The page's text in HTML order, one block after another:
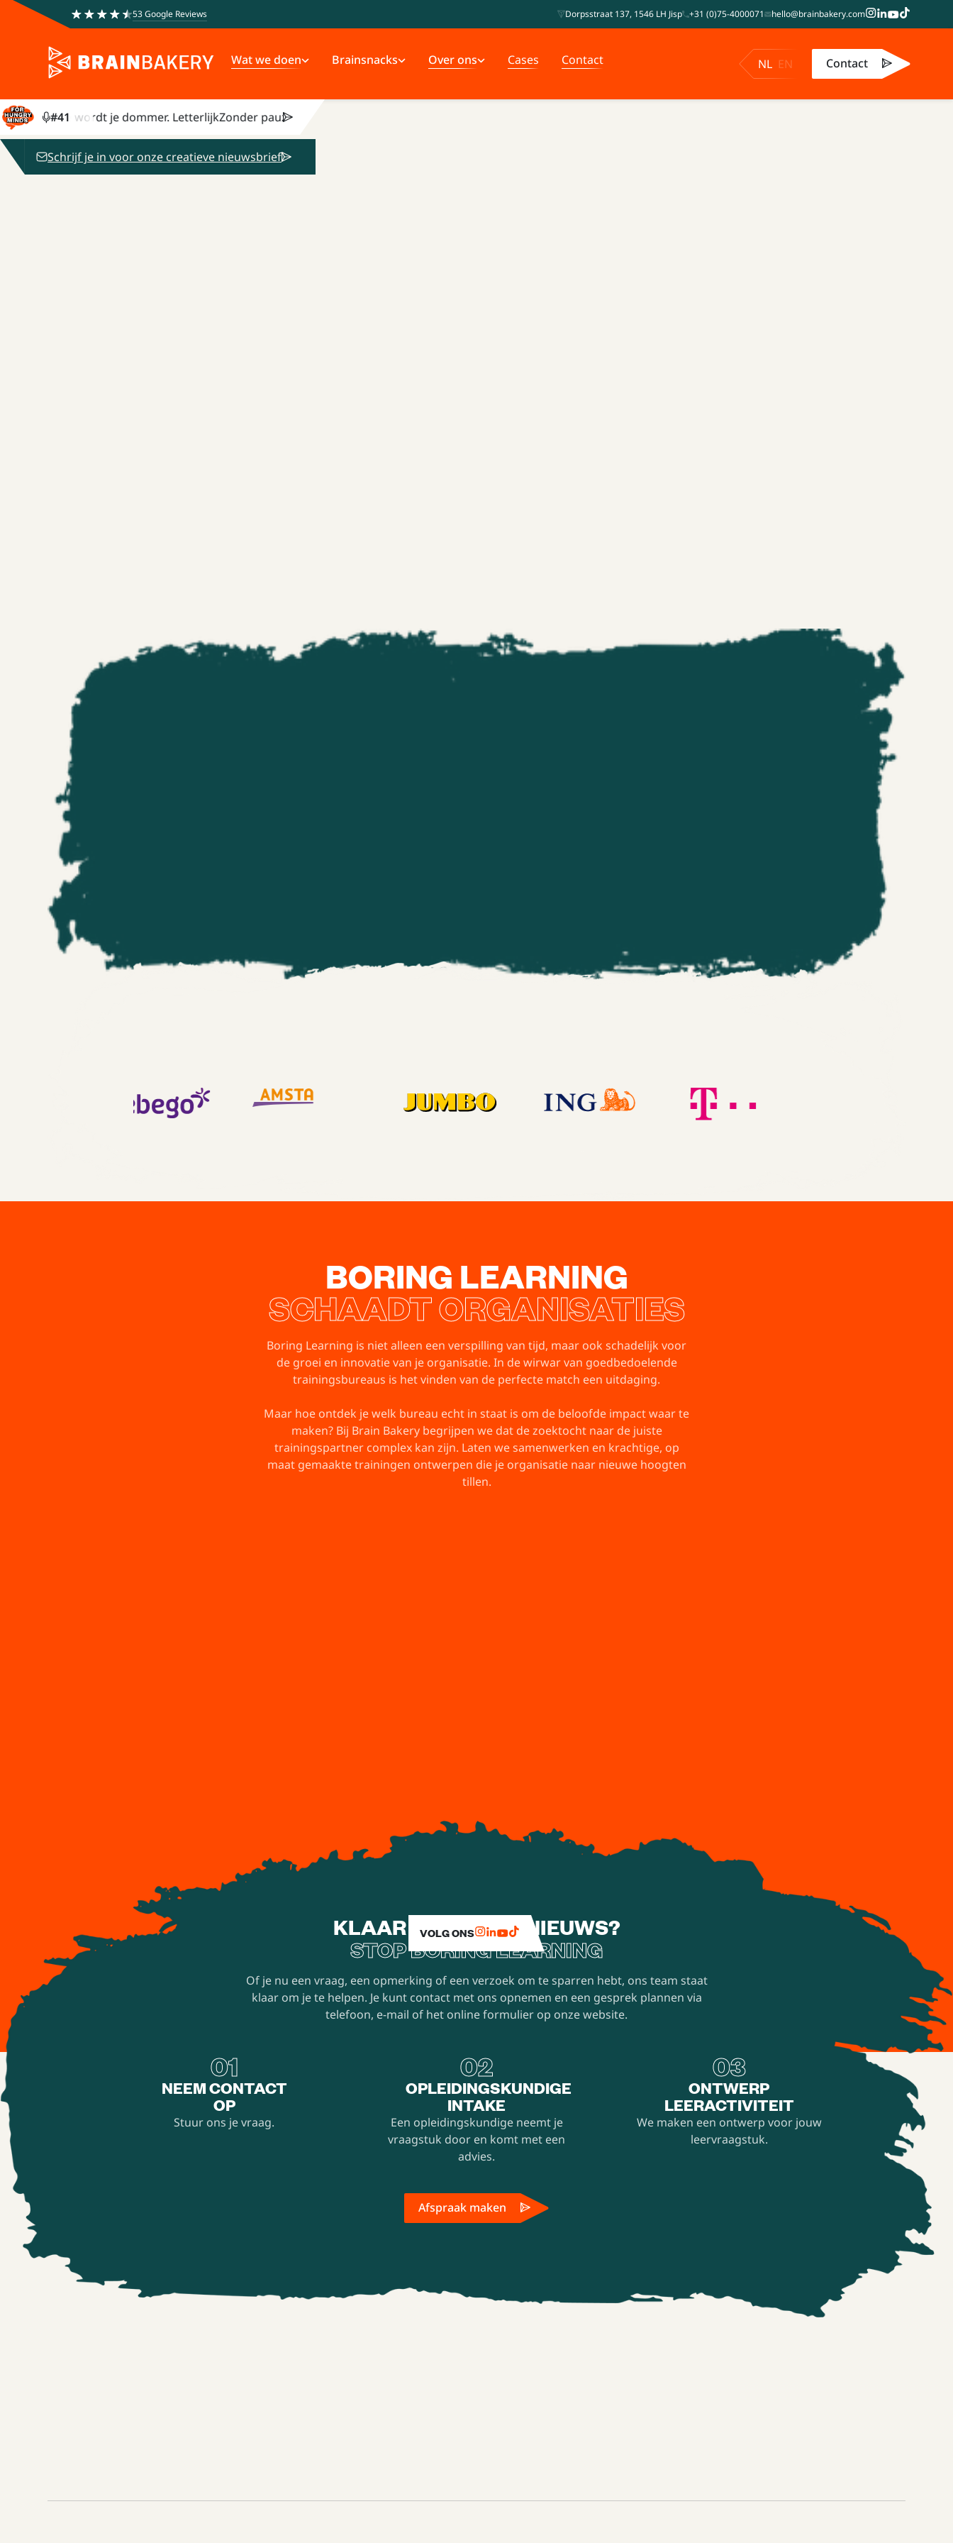
53 Google Reviews Dorpsstraat 137, 1546 LH Jisp +31 (0)75-4000071 hello@brainbakery.com
Wat we doen Brainsnacks Over ons Cases Contact NL EN Contact
#41
pauze wordt je dommer. LetterlijkZonder pauze wordt je dommer. Letterlijk
Schrijf je in voor onze creatieve nieuwsbrief
BORING LEARNING
SCHAADT ORGANISATIES
Boring Learning is niet alleen een verspilling van tijd, maar ook schadelijk voor
de groei en innovatie van je organisatie. In de wirwar van goedbedoelende
trainingsbureaus is het vinden van de perfecte match een uitdaging.
Maar hoe ontdek je welk bureau echt in staat is om de beloofde impact waar te
maken? Bij Brain Bakery begrijpen we dat de zoektocht naar de juiste
trainingspartner complex kan zijn. Laten we samenwerken en krachtige, op
maat gemaakte trainingen ontwerpen die je organisatie naar nieuwe hoogten
tillen.
KLAAR VOOR IETS NIEUWS?
STOP BORING LEARNING
Of je nu een vraag, een opmerking of een verzoek om te sparren hebt, ons team staat
klaar om je te helpen. Je kunt contact met ons opnemen en een gesprek plannen via
telefoon, e-mail of het online formulier op onze website.
01
NEEM CONTACT
OP
Stuur ons je vraag.
02
OPLEIDINGSKUNDIGE
INTAKE
Een opleidingskundige neemt je
vraagstuk door en komt met een
advies.
03
ONTWERP
LEERACTIVITEIT
We maken een ontwerp voor jouw
leervraagstuk.
Afspraak maken
VOLG ONS